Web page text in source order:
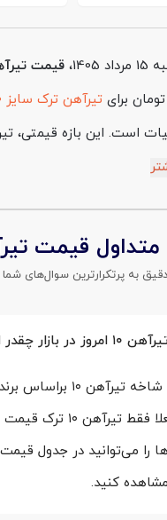
قیمت
تیرآهن ترک سایز 10
است. این بازه قیمتی،
در این دسته‌بندی را
استاندارد تولید،
نرخ ارز وابسته است.
سبک، همواره از
اروپایی ساخته می‌شود.
بال‌ها و ارتفاع ۱۰ سانتی‌متری
ساختمانی و صنعتی با
قیمت
به پرتکرارترین سوال‌های شما
بازار چقدر است؟
قیمت هر شاخه تیرآهن
است و فعلا فقط
را می‌توانید در جدول قیمت
کنید.